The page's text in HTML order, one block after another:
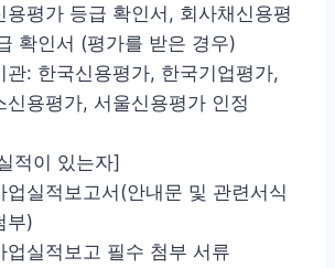
용평가 등급 확인서, 회사채신용평
확인서 (평가를 받은 경우)
관: 한국신용평가, 한국기업평가,
신용평가, 서울신용평가 인정
적이 있는자]
업실적보고서(안내문 및 관련서식
부)
업실적보고 필수 첨부 서류